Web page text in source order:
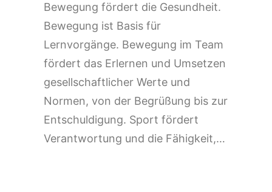
Bewegung fördert die Gesundheit.
Bewegung ist Basis für
Lernvorgänge. Bewegung im Team
fördert das Erlernen und Umsetzen
gesellschaftlicher Werte und
Normen, von der Begrüßung bis zur
Entschuldigung. Sport fördert
Verantwortung und die Fähigkeit,…